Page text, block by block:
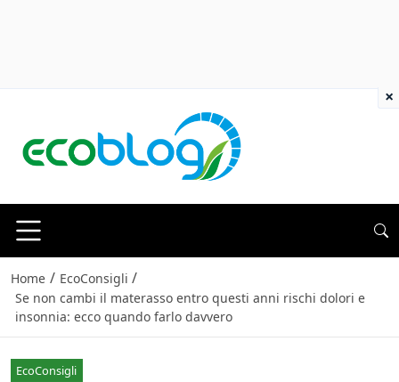
Home / EcoConsigli /
Se non cambi il materasso entro questi anni rischi dolori e
insonnia: ecco quando farlo davvero
EcoConsigli
×